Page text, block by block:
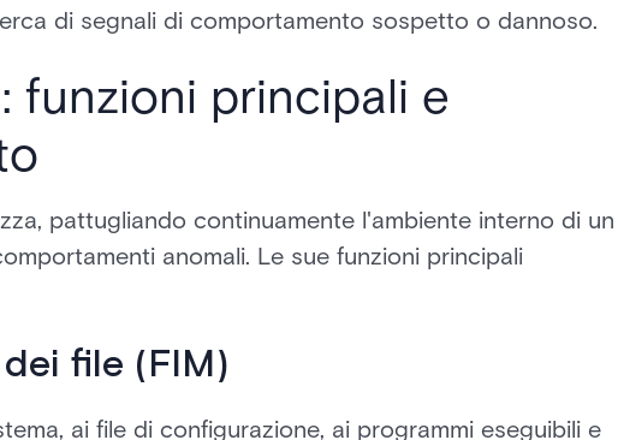
di segnali di comportamento sospetto o dannoso.
funzioni principali e
pattugliando continuamente l'ambiente interno di un
anomali. Le sue funzioni principali
file (FIM)
ai file di configurazione, ai programmi eseguibili e